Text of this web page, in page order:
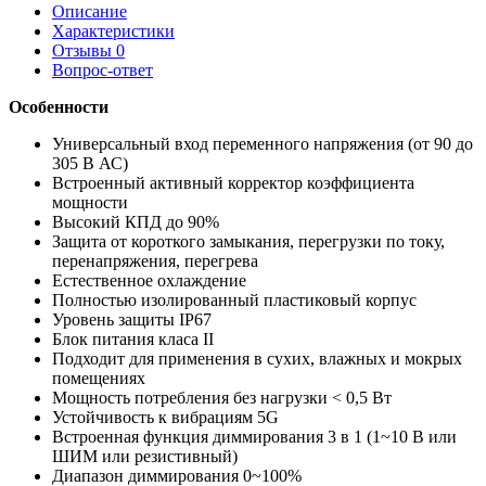
Описание
Характеристики
Отзывы 0
Вопрос-ответ
Особенности
Универсальный вход переменного напряжения (от 90 до
305 В АС)
Встроенный активный корректор коэффициента
мощности
Высокий КПД до 90%
Защита от короткого замыкания, перегрузки по току,
перенапряжения, перегрева
Естественное охлаждение
Полностью изолированный пластиковый корпус
Уровень защиты IP67
Блок питания класа ІІ
Подходит для применения в сухих, влажных и мокрых
помещениях
Мощность потребления без нагрузки < 0,5 Вт
Устойчивость к вибрациям 5G
Встроенная функция диммирования 3 в 1 (1~10 В или
ШИМ или резистивный)
Диапазон диммирования 0~100%